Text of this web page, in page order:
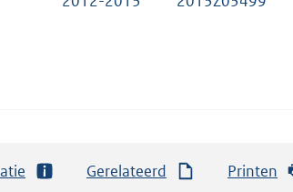
Gerelateerd Printen